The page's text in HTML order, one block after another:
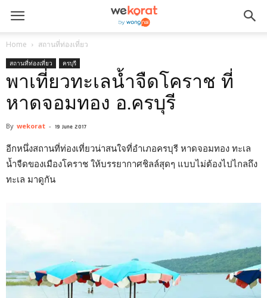
Home สถานที่ท่องเที่ยว
สถานที่ท่องเที่ยว ครบุรี
พาเที่ยวทะเลน้ำจืดโคราช ที่
หาดจอมทอง อ.ครบุรี
By wekorat - 19 June 2017
อีกหนึ่งสถานที่ท่องเที่ยวน่าสนใจที่อำเภอครบุรี หาดจอมทอง ทะเล
น้ำจืดของเมืองโคราช ให้บรรยากาศชิลล์สุดๆ แบบไม่ต้องไปไกลถึง
ทะเล มาดูกัน